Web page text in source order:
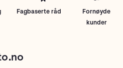
Fagbaserte råd
Fornøyde
kunder